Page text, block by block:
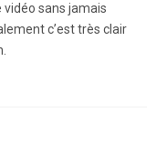
sans jamais
c’est très clair